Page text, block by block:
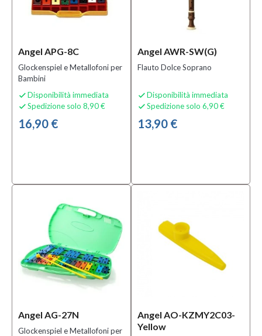
Angel APG-8C
Glockenspiel e Metallofoni per
Bambini
 Disponibilità immediata
 Spedizione solo 8,90 €
16,90 €
Angel AWR-SW(G)
Flauto Dolce Soprano
 Disponibilità immediata
 Spedizione solo 6,90 €
13,90 €
Angel AG-27N
Glockenspiel e Metallofoni per
Angel AO-KZMY2C03-
Yellow